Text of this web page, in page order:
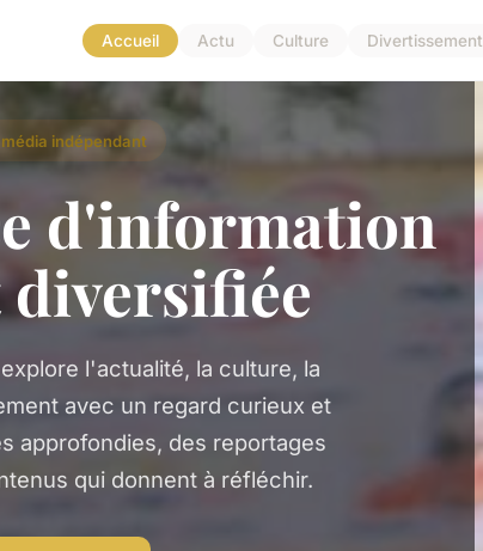
Accueil Actu Culture Divertissement
média indépendant
d'information
diversifiée
l'actualité, la culture, la
avec un regard curieux et
approfondies, des reportages
qui donnent à réfléchir.